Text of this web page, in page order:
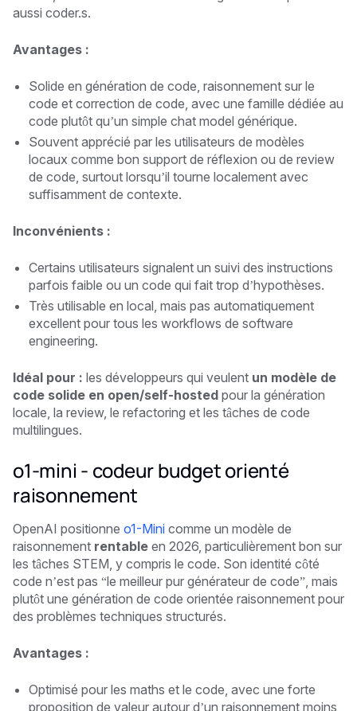
aussi coder.s.
Avantages :
Solide en génération de code, raisonnement sur le
code et correction de code, avec une famille dédiée au
code plutôt qu’un simple chat model générique.
Souvent apprécié par les utilisateurs de modèles
locaux comme bon support de réflexion ou de review
de code, surtout lorsqu’il tourne localement avec
suffisamment de contexte.
Inconvénients :
Certains utilisateurs signalent un suivi des instructions
parfois faible ou un code qui fait trop d’hypothèses.
Très utilisable en local, mais pas automatiquement
excellent pour tous les workflows de software
engineering.
Idéal pour : les développeurs qui veulent un modèle de
code solide en open/self-hosted pour la génération
locale, la review, le refactoring et les tâches de code
multilingues.
o1-mini - codeur budget orienté
raisonnement
OpenAI positionne o1-Mini comme un modèle de
raisonnement rentable en 2026, particulièrement bon sur
les tâches STEM, y compris le code. Son identité côté
code n’est pas “le meilleur pur générateur de code”, mais
plutôt une génération de code orientée raisonnement pour
des problèmes techniques structurés.
Avantages :
Optimisé pour les maths et le code, avec une forte
proposition de valeur autour d’un raisonnement moins